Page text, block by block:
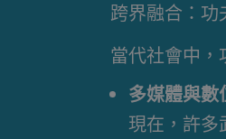
跨界融合：
當代社會中，
多媒體與數
現在，許多